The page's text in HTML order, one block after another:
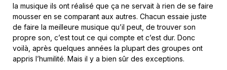
la musique ils ont réalisé que ça ne servait à rien de se faire
mousser en se comparant aux autres. Chacun essaie juste
de faire la meilleure musique qu’il peut, de trouver son
propre son, c’est tout ce qui compte et c’est dur. Donc
voilà, après quelques années la plupart des groupes ont
appris l’humilité. Mais il y a bien sûr des exceptions.